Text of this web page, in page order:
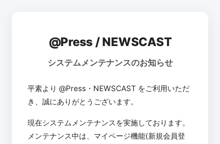
@Press / NEWSCAST
システムメンテナンスのお知らせ
平素より @Press・NEWSCAST をご利用いただ
き、誠にありがとうございます。
現在システムメンテナンスを実施しております。
メンテナンス中は、マイページ機能(新規会員登